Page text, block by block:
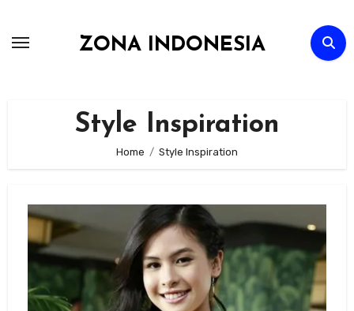
ZONA INDONESIA
Style Inspiration
Home Style Inspiration